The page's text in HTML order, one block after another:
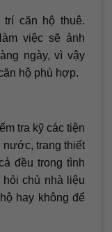
căn hộ thuê.
việc sẽ ảnh
ngày, vì vậy
hộ phù hợp.
tra kỹ các tiện
nước, trang thiết
đều trong tình
hỏi chủ nhà liệu
hay không để